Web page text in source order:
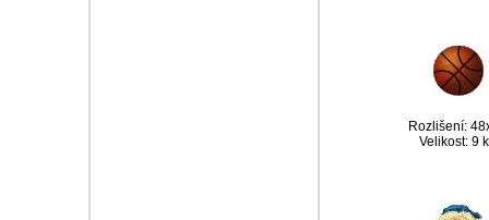
Rozlišení:
Velikost: 9